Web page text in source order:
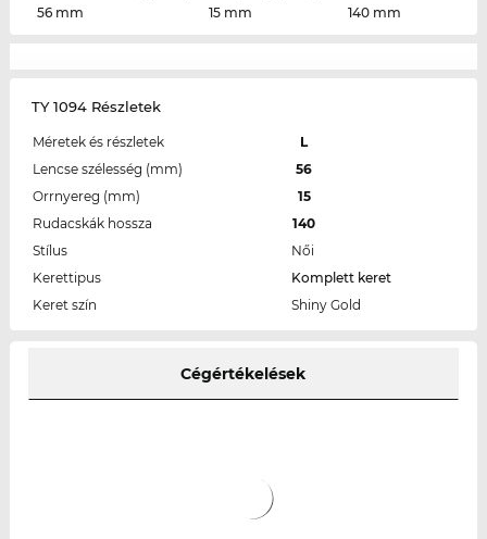
56 mm
15 mm
140 mm
TY 1094 Részletek
Méretek és részletek
L
Lencse szélesség (mm)
56
Orrnyereg (mm)
15
Rudacskák hossza
140
Stílus
Női
Kerettipus
Komplett keret
Keret szín
Shiny Gold
Cégértékelések